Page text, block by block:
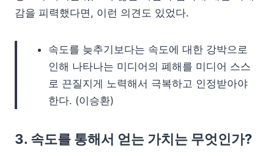
감을 피력했다면, 이런 의견도 있었다.
속도를 늦추기보다는 속도에 대한 강박으로
인해 나타나는 미디어의 폐해를 미디어 스스
로 끈질지게 노력해서 극복하고 인정받아야
한다. (이승환)
3. 속도를 통해서 얻는 가치는 무엇인가?